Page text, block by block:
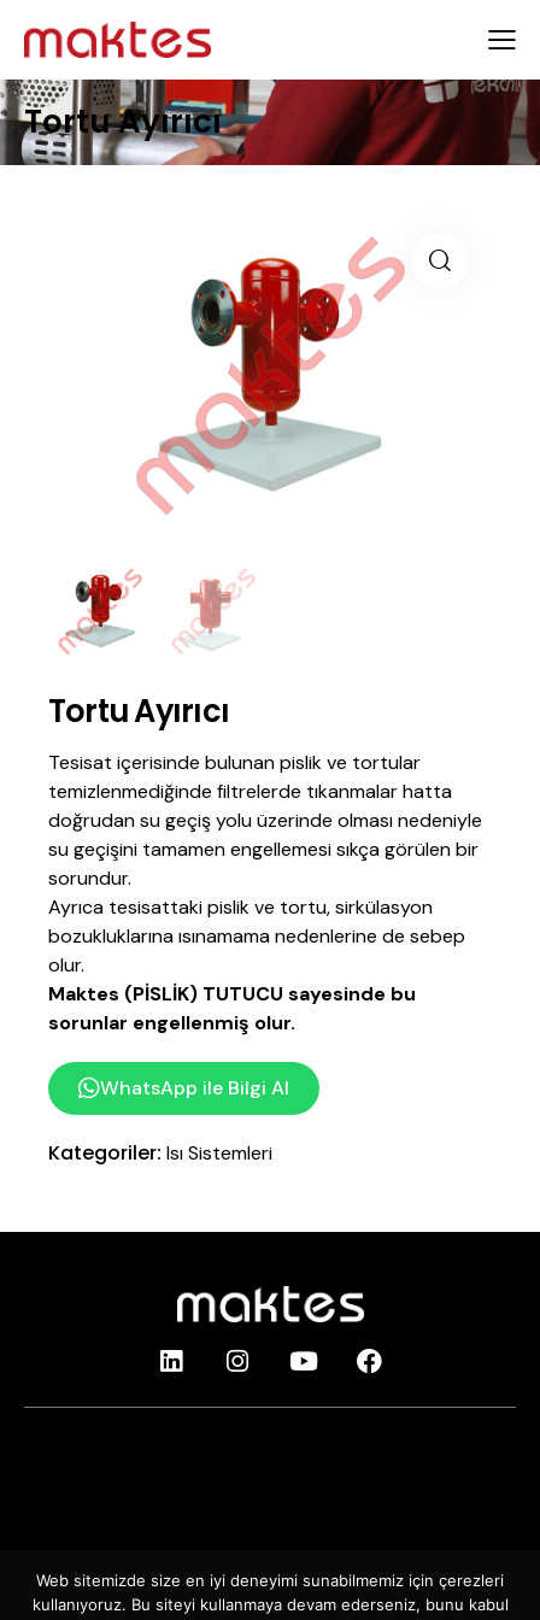
Tortu Ayırıcı
Tortu Ayırıcı
Tesisat içerisinde bulunan pislik ve tortular
temizlenmediğinde filtrelerde tıkanmalar hatta
doğrudan su geçiş yolu üzerinde olması nedeniyle
su geçişini tamamen engellemesi sıkça görülen bir
sorundur.
Ayrıca tesisattaki pislik ve tortu, sirkülasyon
bozukluklarına ısınamama nedenlerine de sebep
olur.
Maktes (PİSLİK) TUTUCU sayesinde bu
sorunlar engellenmiş olur.
WhatsApp ile Bilgi Al
Kategoriler: Isı Sistemleri
mekanik@mak-tes.com
Web sitemizde size en iyi deneyimi sunabilmemiz için çerezleri
kullanıyoruz. Bu siteyi kullanmaya devam ederseniz, bunu kabul